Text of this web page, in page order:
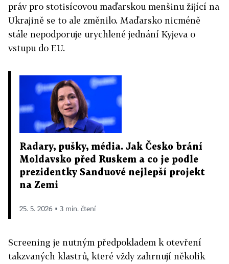
práv pro stotisícovou maďarskou menšinu žijící na
Ukrajině se to ale změnilo. Maďarsko nicméně
stále nepodporuje urychlené jednání Kyjeva o
vstupu do EU.
Radary, pušky, média. Jak Česko brání
Moldavsko před Ruskem a co je podle
prezidentky Sanduové nejlepší projekt
na Zemi
25. 5. 2026 ▪ 3 min. čtení
Screening je nutným předpokladem k otevření
takzvaných klastrů, které vždy zahrnují několik